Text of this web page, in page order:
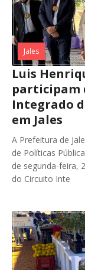
Jales
Luis
participam
Integrado
em Jales
A Prefeitura de
de Políticas
de segunda-feira,
do Circuito Inte